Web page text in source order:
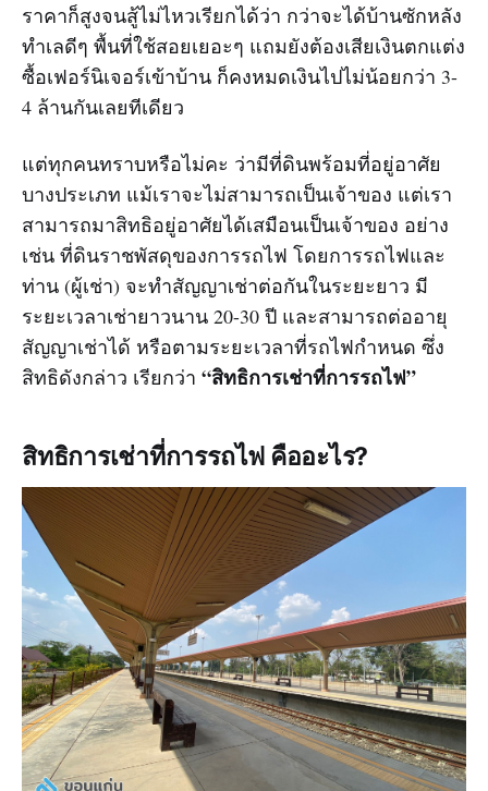
ราคาก็สูงจนสู้ไม่ไหวเรียกได้ว่า กว่าจะได้บ้านซักหลัง
ทำเลดีๆ พื้นที่ใช้สอยเยอะๆ แถมยังต้องเสียเงินตกแต่ง
ซื้อเฟอร์นิเจอร์เข้าบ้าน ก็คงหมดเงินไปไม่น้อยกว่า 3-
4 ล้านกันเลยทีเดียว
แต่ทุกคนทราบหรือไม่คะ ว่ามีที่ดินพร้อมที่อยู่อาศัย
บางประเภท แม้เราจะไม่สามารถเป็นเจ้าของ แต่เรา
สามารถมาสิทธิอยู่อาศัยได้เสมือนเป็นเจ้าของ อย่าง
เช่น ที่ดินราชพัสดุของการรถไฟ โดยการรถไฟและ
ท่าน (ผู้เช่า) จะทำสัญญาเช่าต่อกันในระยะยาว มี
ระยะเวลาเช่ายาวนาน 20-30 ปี และสามารถต่ออายุ
สัญญาเช่าได้ หรือตามระยะเวลาที่รถไฟกำหนด ซึ่ง
สิทธิดังกล่าว เรียกว่า “สิทธิการเช่าที่การรถไฟ”
สิทธิการเช่าที่การรถไฟ คืออะไร?